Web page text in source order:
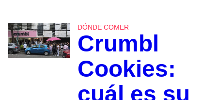
DÓNDE COMER
Crumbl
Cookies:
cuál es su